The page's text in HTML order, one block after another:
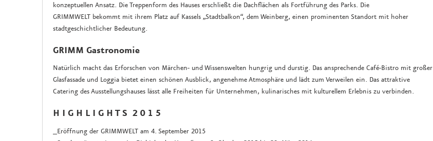
konzeptuellen Ansatz. Die Treppenform des Hauses erschließt die Dachflächen als Fortführung des Parks. Die
GRIMMWELT bekommt mit ihrem Platz auf Kassels „Stadtbalkon“, dem Weinberg, einen prominenten Standort mit hoher
stadtgeschichtlicher Bedeutung.
GRIMM Gastronomie
Natürlich macht das Erforschen von Märchen- und Wissenswelten hungrig und durstig. Das ansprechende Café-Bistro mit großer
Glasfassade und Loggia bietet einen schönen Ausblick, angenehme Atmosphäre und lädt zum Verweilen ein. Das attraktive
Catering des Ausstellungshauses lässt alle Freiheiten für Unternehmen, kulinarisches mit kulturellem Erlebnis zu verbinden.
H I G H L I G H T S 2 0 1 5
_Eröffnung der GRIMMWELT am 4. September 2015